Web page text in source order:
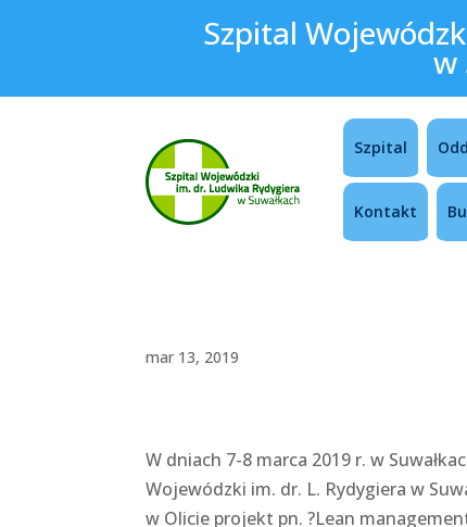
Szpital
w
Szpital
Kontakt
mar 13, 2019
W dniach 7-8 marca 2019 r. w
Wojewódzki im. dr. L. Rydygiera w
w Olicie projekt pn. ?Lean